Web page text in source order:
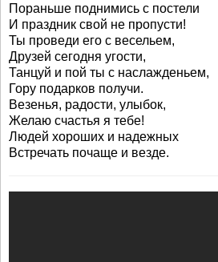
Пораньше поднимись с постели
И праздник свой не пропусти!
Ты проведи его с весельем,
Друзей сегодня угости,
Танцуй и пой ты с наслажденьем,
Гору подарков получи.
Везенья, радости, улыбок,
Желаю счастья я тебе!
Людей хороших и надежных
Встречать почаще и везде.